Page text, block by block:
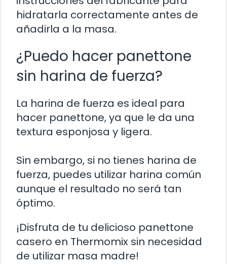
hidratarla correctamente antes de
añadirla a la masa.
¿Puedo hacer panettone
sin harina de fuerza?
La harina de fuerza es ideal para
hacer panettone, ya que le da una
textura esponjosa y ligera.
Sin embargo, si no tienes harina de
fuerza, puedes utilizar harina común
aunque el resultado no será tan
óptimo.
¡Disfruta de tu delicioso panettone
casero en Thermomix sin necesidad
de utilizar masa madre!